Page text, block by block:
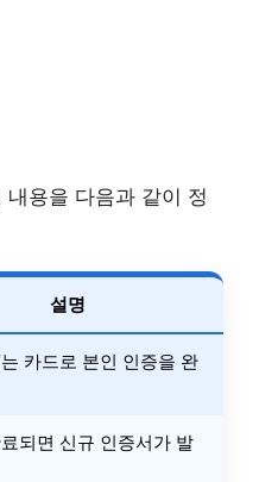
용을 다음과 같이 정
설명
카드로 본인 인증을 완
되면 신규 인증서가 발